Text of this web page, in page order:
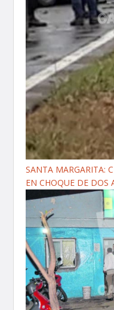
SANTA MARGARITA:
EN CHOQUE DE DOS